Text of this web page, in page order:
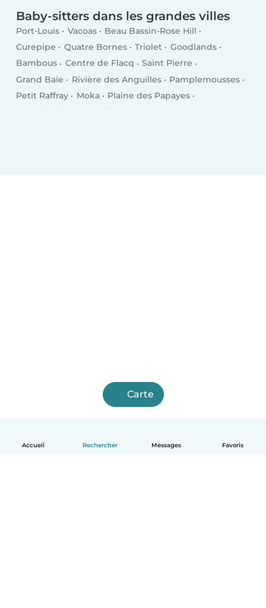
Accueil Rechercher Messages Favoris
Baby-sitters dans les grandes villes
Port-Louis Vacoas
Beau Bassin-Rose Hill
Curepipe
Quatre Bornes Triolet
Goodlands
Bambous
Centre de Flacq
Saint Pierre
Grand Baie
Rivière des Anguilles
Pamplemousses
Petit Raffray
Moka
Plaine des Papayes
Grand Gaube
Dagotière
Carte